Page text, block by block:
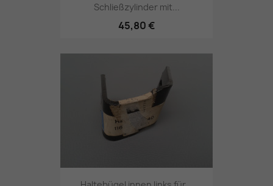
Schließzylinder mit...
45,80 €